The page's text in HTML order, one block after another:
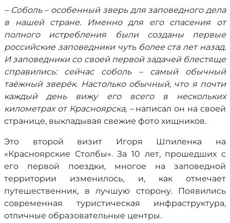
– Соболь – особенный зверь для заповедного дела
в нашей стране. Именно для его спасения от
полного истребления были созданы первые
российские заповедники чуть более ста лет назад.
И заповедники со своей первой задачей блестяще
справились: сейчас соболь – самый обычный
таёжный зверёк. Настолько обычный, что я почти
каждый день вижу его всего в нескольких
километрах от Красноярска, – написал он на своей
странице, выкладывая свежие фото хищников.
Это второй визит Игоря Шпиленка на
«Красноярские Столбы». За 10 лет, прошедших с
его первой поездки, многое на заповедной
территории изменилось, и, как отмечает
путешественник, в лучшую сторону. Появились
современная туристическая инфраструктура,
отличные образовательные центры.